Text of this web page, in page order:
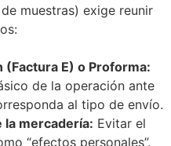
muestras) exige reunir
E) o Proforma:
de la operación ante
al tipo de envío.
mercadería: Evitar el
“efectos personales”.